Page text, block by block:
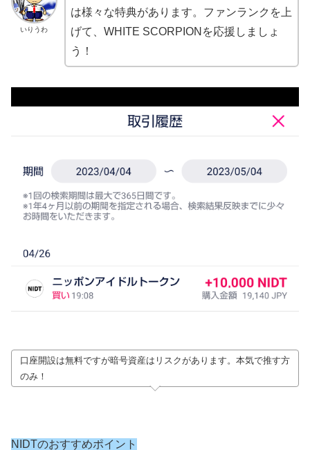
いりうわ
は様々な特典があります。ファンランクを上
げて、WHITE SCORPIONを応援しましょ
う！
口座開設は無料ですが暗号資産はリスクがあります。本気で推す方
のみ！
NIDTのおすすめポイント